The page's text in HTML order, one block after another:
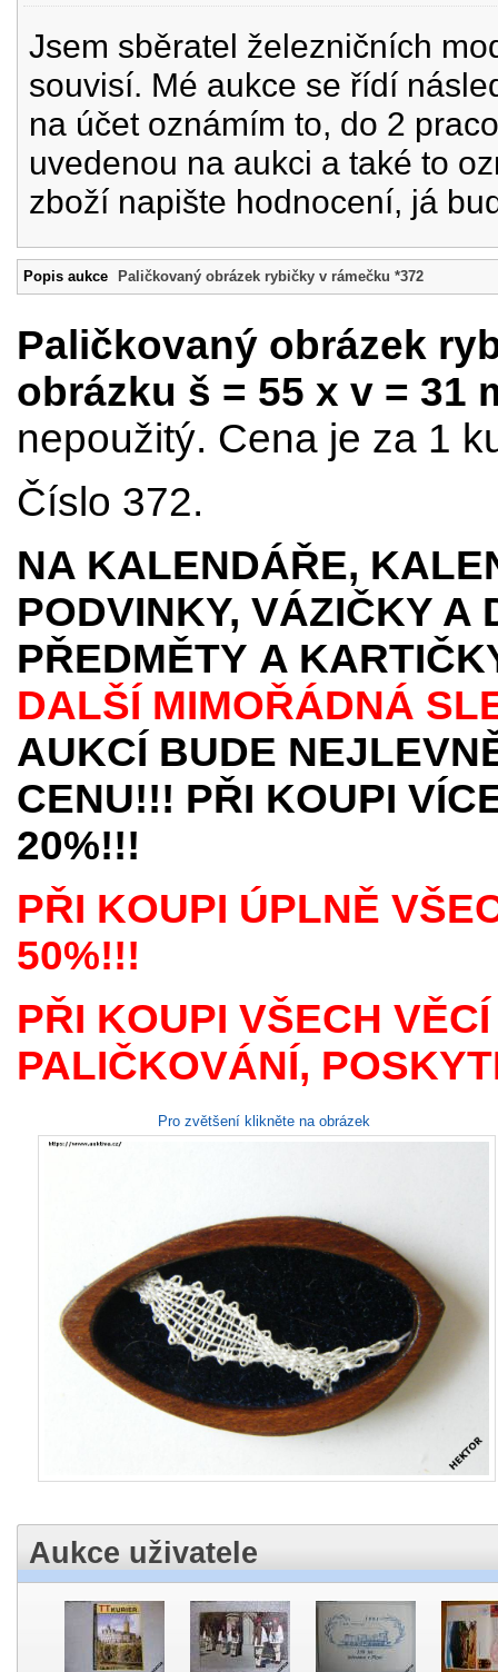
Jsem sběratel železničních
souvisí. Mé aukce se řídí
na účet oznámím to, do 2
uvedenou na aukci a také to
zboží napište hodnocení, já
Popis aukce Paličkovaný obrázek rybičky v rámečku *372
Paličkovaný obrázek
obrázku š = 55 x v = 31
nepoužitý. Cena je za 1
Číslo 372.
NA KALENDÁŘE,
PODVINKY, VÁZIČKY A
PŘEDMĚTY A
DALŠÍ MIMOŘÁDNÁ
AUKCÍ BUDE
CENU!!! PŘI KOUPI
20%!!!
PŘI KOUPI ÚPLNĚ
50%!!!
PŘI KOUPI VŠECH
PALIČKOVÁNÍ,
Pro zvětšení klikněte na obrázek
Aukce uživatele